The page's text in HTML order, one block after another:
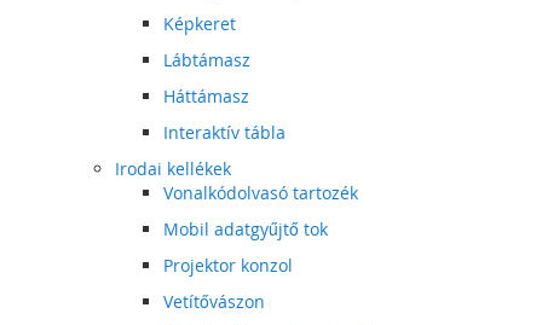
Képkeret
Lábtámasz
Háttámasz
Interaktív tábla
Irodai kellékek
Vonalkódolvasó tartozék
Mobil adatgyűjtő tok
Projektor konzol
Vetítővászon